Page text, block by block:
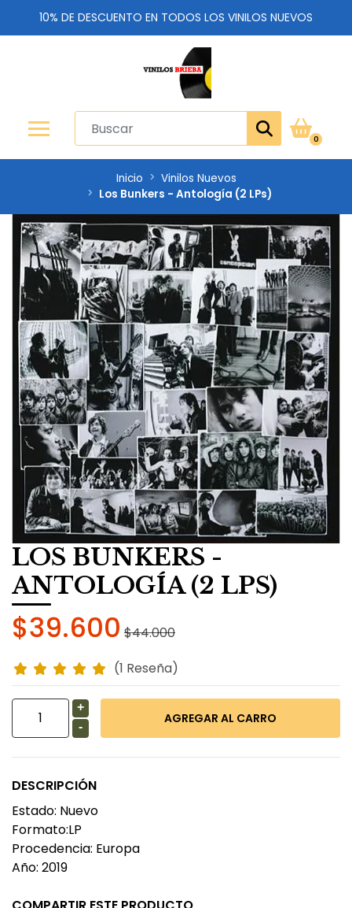
10% DE DESCUENTO EN TODOS LOS VINILOS NUEVOS
0
Inicio
Vinilos Nuevos
Los Bunkers - Antología (2 LPs)
LOS BUNKERS -
ANTOLOGÍA (2 LPS)
$39.600 $44.000
(1 Reseña)
+
-
DESCRIPCIÓN
Estado: Nuevo
Formato:LP
Procedencia: Europa
Año: 2019